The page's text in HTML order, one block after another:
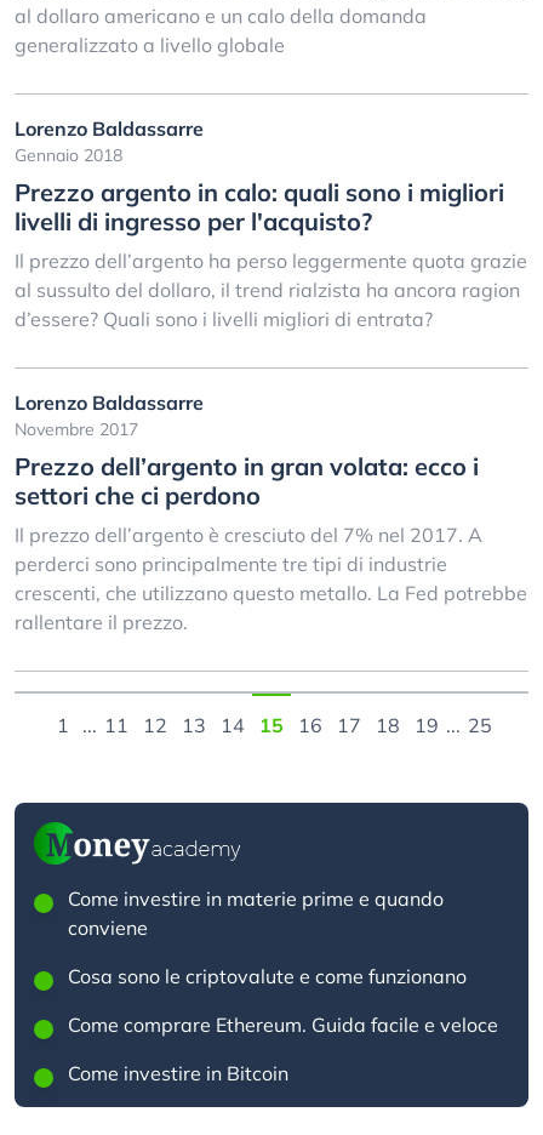
al dollaro americano e un calo della domanda
generalizzato a livello globale
Lorenzo Baldassarre
Gennaio 2018
Prezzo argento in calo: quali sono i migliori
livelli di ingresso per l'acquisto?
Il prezzo dell’argento ha perso leggermente quota grazie
al sussulto del dollaro, il trend rialzista ha ancora ragion
d’essere? Quali sono i livelli migliori di entrata?
Lorenzo Baldassarre
Novembre 2017
Prezzo dell’argento in gran volata: ecco i
settori che ci perdono
Il prezzo dell’argento è cresciuto del 7% nel 2017. A
perderci sono principalmente tre tipi di industrie
crescenti, che utilizzano questo metallo. La Fed potrebbe
rallentare il prezzo.
1 ... 11 12 13 14 15 16 17 18 19 ... 25
Come investire in materie prime e quando
conviene
Cosa sono le criptovalute e come funzionano
Come comprare Ethereum. Guida facile e veloce
Come investire in Bitcoin